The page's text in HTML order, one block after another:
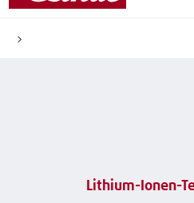
Lithium-Ionen-